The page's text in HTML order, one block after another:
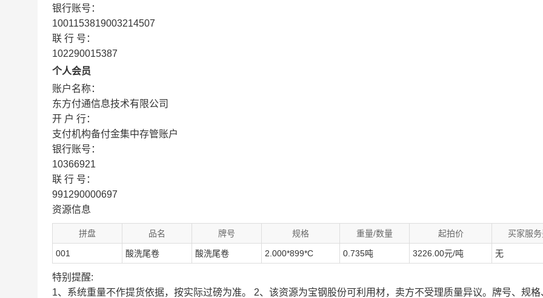
银行账号：
1001153819003214507
联 行 号：
102290015387
个人会员
账户名称：
东方付通信息技术有限公司
开 户 行：
支付机构备付金集中存管账户
银行账号：
10366921
联 行 号：
991290000697
资源信息
拼盘 品名 牌号 规格 重量/数量 起拍价 买家服
001 酸洗尾卷 酸洗尾卷 2.000*899*C 0.735吨 3226.00元/吨 无
特别提醒:
1、系统重量不作提货依据，按实际过磅为准。 2、该资源为宝钢股份可利用材，卖方不受理质量异议。牌号、规格